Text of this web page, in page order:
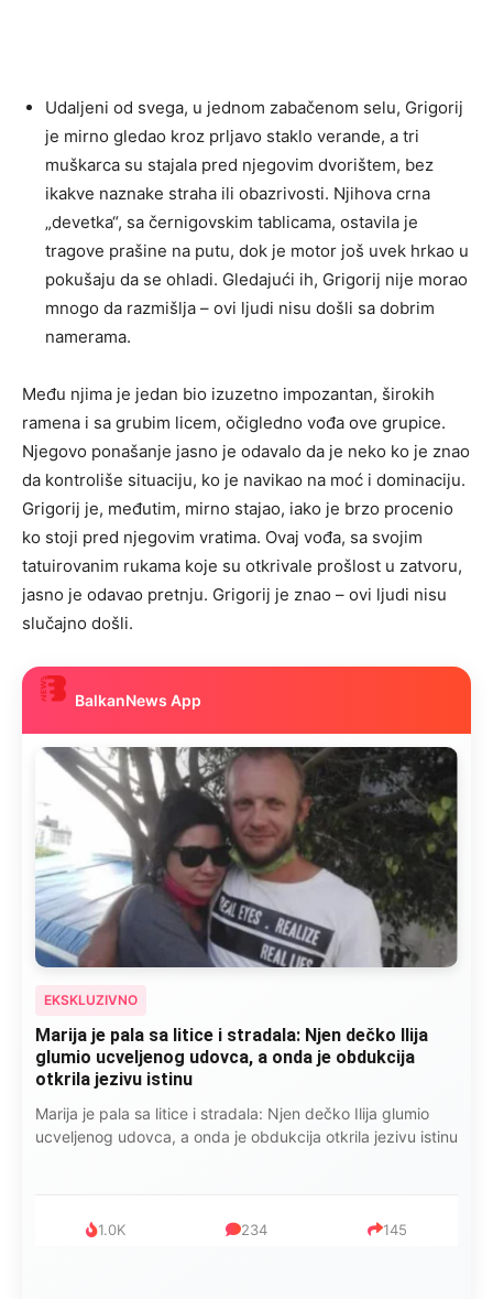
Udaljeni od svega, u jednom zabačenom selu, Grigorij
je mirno gledao kroz prljavo staklo verande, a tri
muškarca su stajala pred njegovim dvorištem, bez
ikakve naznake straha ili obazrivosti. Njihova crna
„devetka“, sa černigovskim tablicama, ostavila je
tragove prašine na putu, dok je motor još uvek hrkao u
pokušaju da se ohladi. Gledajući ih, Grigorij nije morao
mnogo da razmišlja – ovi ljudi nisu došli sa dobrim
namerama.
Među njima je jedan bio izuzetno impozantan, širokih
ramena i sa grubim licem, očigledno vođa ove grupice.
Njegovo ponašanje jasno je odavalo da je neko ko je znao
da kontroliše situaciju, ko je navikao na moć i dominaciju.
Grigorij je, međutim, mirno stajao, iako je brzo procenio
ko stoji pred njegovim vratima. Ovaj vođa, sa svojim
tatuirovanim rukama koje su otkrivale prošlost u zatvoru,
jasno je odavao pretnju. Grigorij je znao – ovi ljudi nisu
slučajno došli.
BalkanNews App
EKSKLUZIVNO
Marija je pala sa litice i stradala: Njen dečko Ilija
glumio ucveljenog udovca, a onda je obdukcija
otkrila jezivu istinu
Marija je pala sa litice i stradala: Njen dečko Ilija glumio
ucveljenog udovca, a onda je obdukcija otkrila jezivu istinu
1.0K 234 145